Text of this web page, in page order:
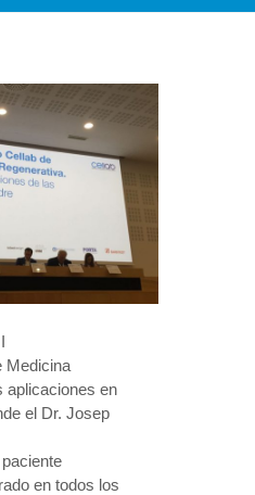
Medicina
aplicaciones en
el Dr. Josep
en todos los